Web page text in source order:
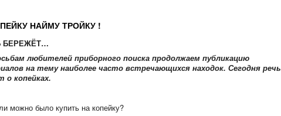
НАЙМУ ТРОЙКУ !
БЕРЕЖЁТ…
любителей приборного поиска продолжаем публикацию
на тему наиболее часто встречающихся находок. Сегодня речь
о копейках.
можно было купить на копейку?